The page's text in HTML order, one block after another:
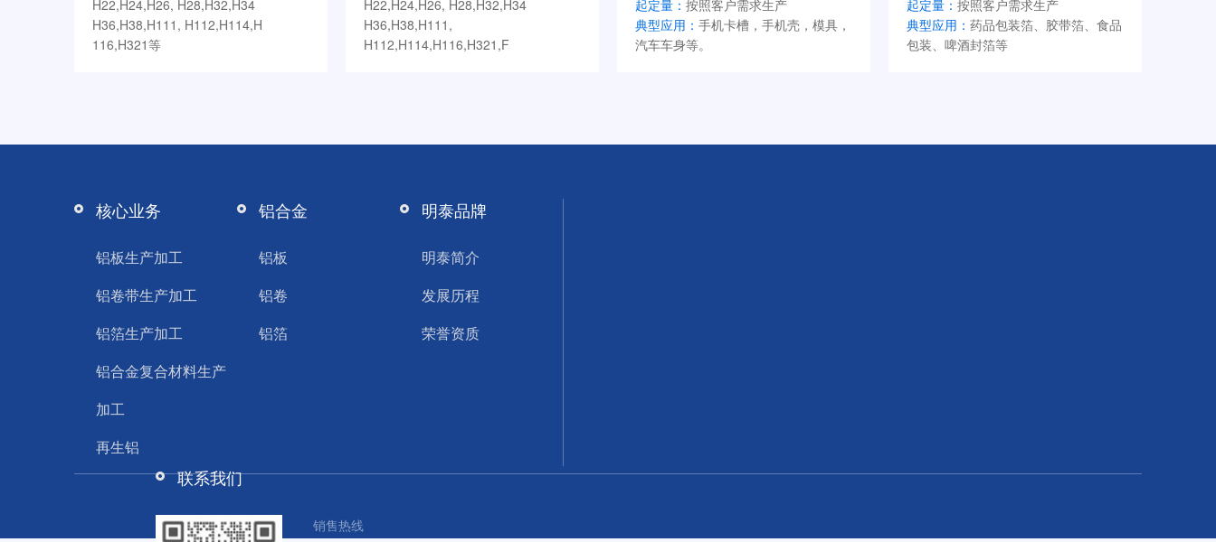
H22,H24,H26, H28,H32,H34
H36,H38,H111, H112,H114,H
116,H321等
H22,H24,H26, H28,H32,H34
H36,H38,H111,
H112,H114,H116,H321,F
起定量： 按照客户需求生产
典型应用： 手机卡槽，手机壳，模具，
汽车车身等。
起定量： 按照客户需求生产
典型应用： 药品包装箔、胶带箔、食品
包装、啤酒封箔等
核心业务
铝板生产加工
铝卷带生产加工
铝箔生产加工
铝合金复合材料生产
加工
再生铝
铝合金
铝板
铝卷
铝箔
明泰品牌
明泰简介
发展历程
荣誉资质
联系我们
销售热线